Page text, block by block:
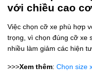
với chiều cao
Việc chọn cỡ xe phù hợp
trọng, vì chọn đúng cỡ xe
nhiều làm giảm các hiện
>>>Xem thêm: Chọn size